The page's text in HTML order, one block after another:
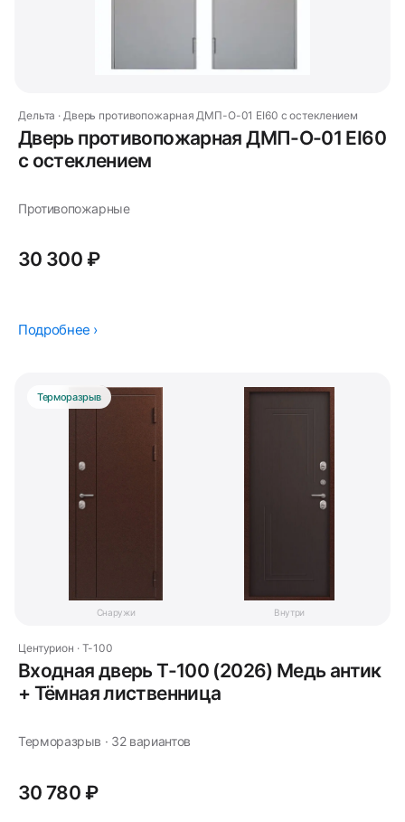
Дельта · Дверь противопожарная ДМП-О-01 EI60 с остеклением
Дверь противопожарная ДМП-О-01 EI60
с остеклением
Противопожарные
30 300 ₽
Подробнее ›
Снаружи Внутри
Терморазрыв
Центурион · T-100
Входная дверь Т-100 (2026) Медь антик
+ Тёмная лиственница
Терморазрыв · 32 вариантов
30 780 ₽